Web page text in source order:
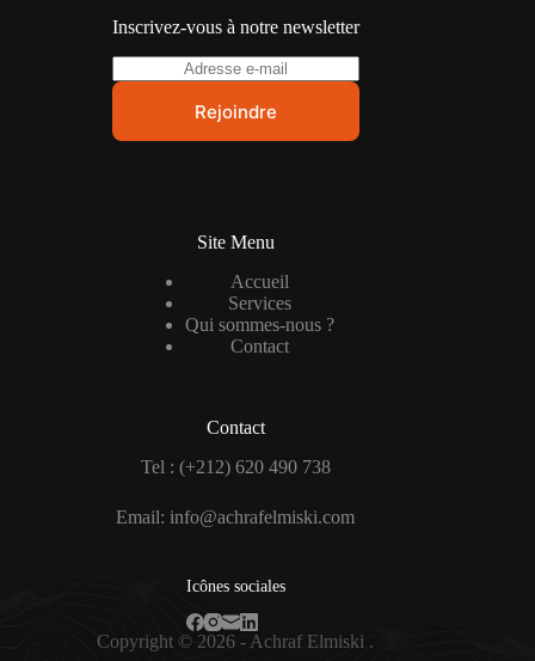
Inscrivez-vous à notre newsletter
Rejoindre
Site Menu
Accueil
Services
Qui sommes-nous ?
Contact
Contact
Tel : (+212) 620 490 738
Email: info@achrafelmiski.com
Icônes sociales
Copyright © 2026 - Achraf Elmiski .